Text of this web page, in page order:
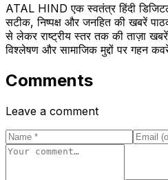
ATAL HIND एक स्वतंत्र हिंदी
सटीक, निष्पक्ष और जनहित की खबरें
से लेकर राष्ट्रीय स्तर तक की ताज़ा खबरें,
विश्लेषण और सामाजिक मुद्दों पर गहन
Comments
Leave a comment